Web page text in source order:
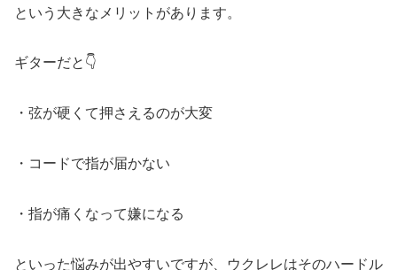
という大きなメリットがあります。
ギターだと👇
・弦が硬くて押さえるのが大変
・コードで指が届かない
・指が痛くなって嫌になる
といった悩みが出やすいですが、ウクレレはそのハードル